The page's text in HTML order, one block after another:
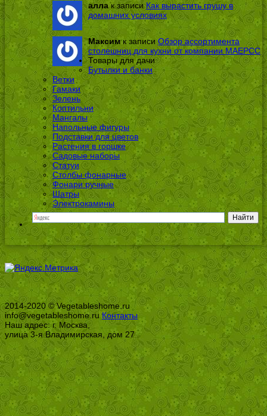
аллак записиКак вырастить грушу в
домашних условиях
Максимк записиОбзор ассортимента
столешниц для кухни от компании МАЕРСС
Товары для дачи
Бутылки и банки
Ветки
Гамаки
Зелень
Коптильни
Мангалы
Напольные фигуры
Подставки для цветов
Растения в горшке
Садовые наборы
Статуи
Столбы фонарные
Фонари ручные
Шатры
Электрокамины
2014-2020 © Vegetableshome.ru
info@vegetableshome.ruКонтакты
Наш адрес: г. Москва,
улица 3-я Владимирская, дом 27